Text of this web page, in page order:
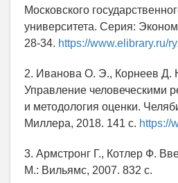
Московского
университета. Серия:
28-34. https://www.elibrary.ru/
2. Иванова О. Э., Корнеев Д.
Управление человеческими
и методология оценки.
Миллера, 2018. 141 с. https://
3. Армстронг Г., Котлер Ф.
М.: Вильямс, 2007. 832 с.